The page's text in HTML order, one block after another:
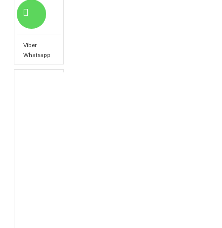
Viber
Whatsapp